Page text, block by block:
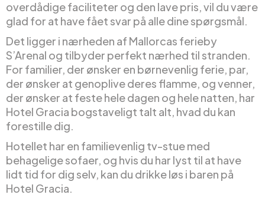
overdådige faciliteter og den lave pris, vil du være
glad for at have fået svar på alle dine spørgsmål.
Det ligger i nærheden af Mallorcas ferieby
S’Arenal og tilbyder perfekt nærhed til stranden.
For familier, der ønsker en børnevenlig ferie, par,
der ønsker at genoplive deres flamme, og venner,
der ønsker at feste hele dagen og hele natten, har
Hotel Gracia bogstaveligt talt alt, hvad du kan
forestille dig.
Hotellet har en familievenlig tv-stue med
behagelige sofaer, og hvis du har lyst til at have
lidt tid for dig selv, kan du drikke løs i baren på
Hotel Gracia.